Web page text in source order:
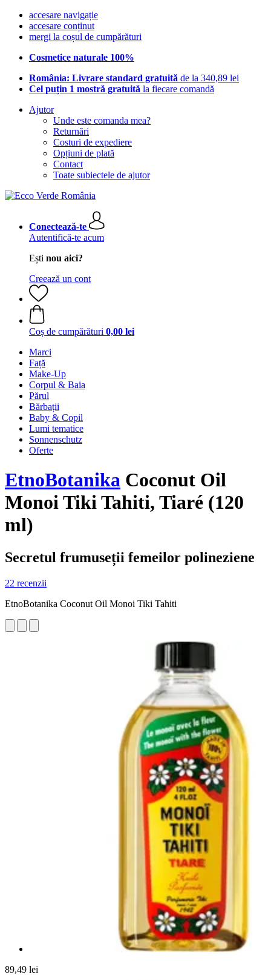
accesare navigație
accesare conținut
mergi la coșul de cumpărături
Cosmetice naturale 100%
România: Livrare standard gratuită de la 340,89 lei
Cel puțin 1 mostră gratuită la fiecare comandă
Ajutor
Unde este comanda mea?
Returnări
Costuri de expediere
Opțiuni de plată
Contact
Toate subiectele de ajutor
Conectează-te
Autentifică-te acum
Ești nou aici?
Creează un cont
Coș de cumpărături 0,00 lei
Marci
Față
Make-Up
Corpul & Baia
Părul
Bărbații
Baby & Copil
Lumi tematice
Sonnenschutz
Oferte
EtnoBotanika Coconut Oil
Monoi Tiki Tahiti, Tiaré (120
ml)
Secretul frumuseții femeilor polineziene
22 recenzii
EtnoBotanika Coconut Oil Monoi Tiki Tahiti
89,49 lei